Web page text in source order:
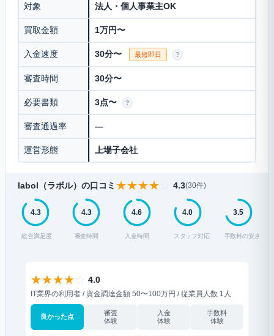
対象 法人・個人事業主OK
買取金額 1万円〜
入金速度 30分〜 最短即日 ?
審査時間 30分〜
必要書類 3点〜 ?
審査通過率 —
運営形態 上場子会社
labol（ラボル）の口コミ ★★★★ 4.3(30件)
4.3
総合満足度
4.3
審査時間
4.6
入金時間
4.0
スタッフ対応
3.5
手数料の安さ
★★★★☆ 4.0
IT業界の利用者 / 資金調達金額 50〜100万円 / 従業員人数 1人
良かった点
審査
体験
入金
体験
手数料
体験